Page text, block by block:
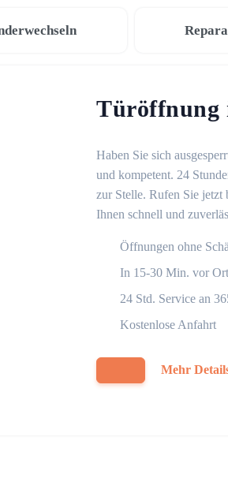
Türöffnung
Haben Sie sich
und kompetent. 24
zur Stelle. Rufen Sie
Ihnen schnell und
Öffnungen ohne
In 15-30 Min. vor Ort
24 Std. Service an
Kostenlose Anfahrt
Mehr